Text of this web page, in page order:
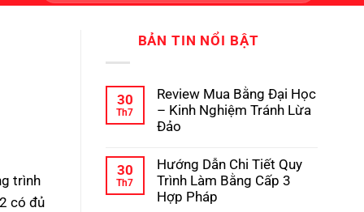
trình
có đủ
BẢN TIN NỔI BẬT
30
Th7
Review Mua Bằng Đại Học
– Kinh Nghiệm Tránh Lừa
Đảo
bình
luận
ở
Review
30
Th7
Hướng Dẫn Chi Tiết Quy
Trình Làm Bằng Cấp 3
Hợp Pháp